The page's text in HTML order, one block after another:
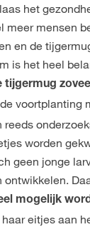
het
meer mensen
en de
is het heel
tijgermug
voortplanting
reeds
worden
geen jonge
ontwikkelen.
mogelijk
eitjes aan